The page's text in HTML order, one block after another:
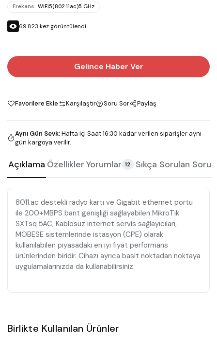
Frekans : WiFi5(802.11ac)5 GHz
69.823 kez görüntülendi
Gelince Haber Ver
Favorilere Ekle Karşılaştır Soru Sor Paylaş
Aynı Gün Sevk:Hafta içi Saat 16:30 kadar verilen siparişler aynı
gün kargoya verilir.
Açıklama Özellikler Yorumlar 12 Sıkça Sorulan
8011.ac destekli radyo kartı ve Gigabit ethernet portu
ile 200+MBPS bant genişliği sağlayabilen MikroTik
SXTsq 5AC, Kablosuz internet servis sağlayıcıları,
MOBESE sistemlerinde istasyon (CPE) olarak
kullanılabilen piyasadaki en iyi fiyat performans
ürünlerinden biridir. Cihazı ayrıca basit noktadan noktaya
uygulamalarınızda da kullanabilirsiniz.
Birlikte Kullanılan Ürünler
Satın Al